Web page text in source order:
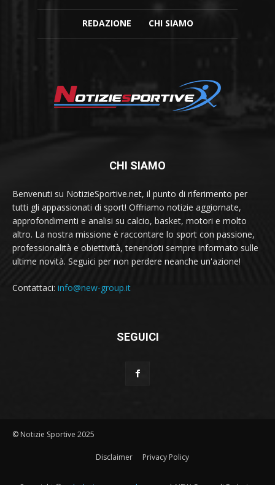
REDAZIONE CHI SIAMO
CHI SIAMO
Benvenuti su NotizieSportive.net, il punto di riferimento per
tutti gli appassionati di sport! Offriamo notizie aggiornate,
approfondimenti e analisi su calcio, basket, motori e molto
altro. La nostra missione è raccontare lo sport con passione,
professionalità e obiettività, tenendoti sempre informato sulle
ultime novità. Seguici per non perdere neanche un'azione!
Contattaci: info@new-group.it
SEGUICI
© Notizie Sportive 2025
Disclaimer Privacy Policy